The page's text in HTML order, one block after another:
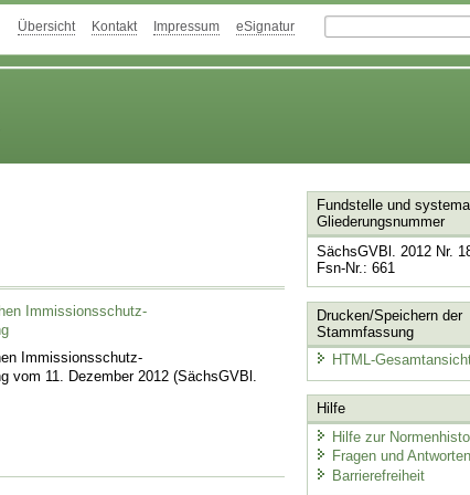
Übersicht Kontakt Impressum eSignatur
Immissionsschutz-
Immissionsschutz-
vom 11. Dezember 2012 (SächsGVBl.
Fundstelle und
Gliederungsnummer
SächsGVBl. 2012 Nr.
Fsn-Nr.: 661
Drucken/Speichern der
Stammfassung
HTML-
Hilfe
Hilfe zur
Fragen und Antworten
Barrierefreiheit